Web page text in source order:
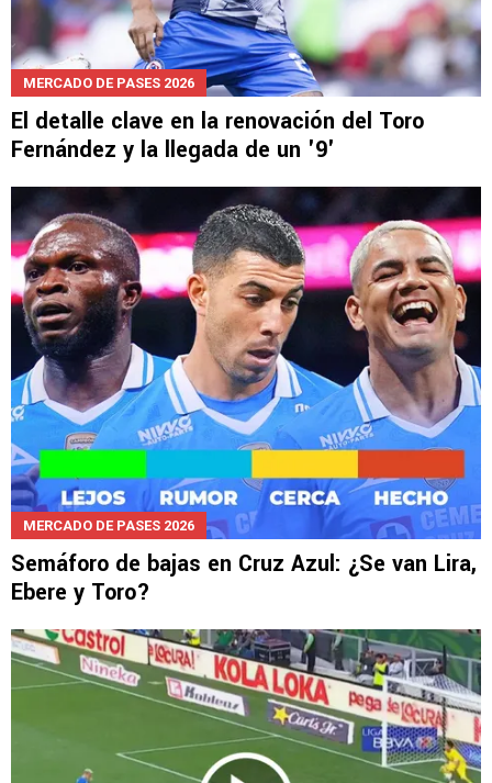
MERCADO DE PASES 2026
El detalle clave en la renovación del Toro
Fernández y la llegada de un '9'
MERCADO DE PASES 2026
Semáforo de bajas en Cruz Azul: ¿Se van Lira,
Ebere y Toro?